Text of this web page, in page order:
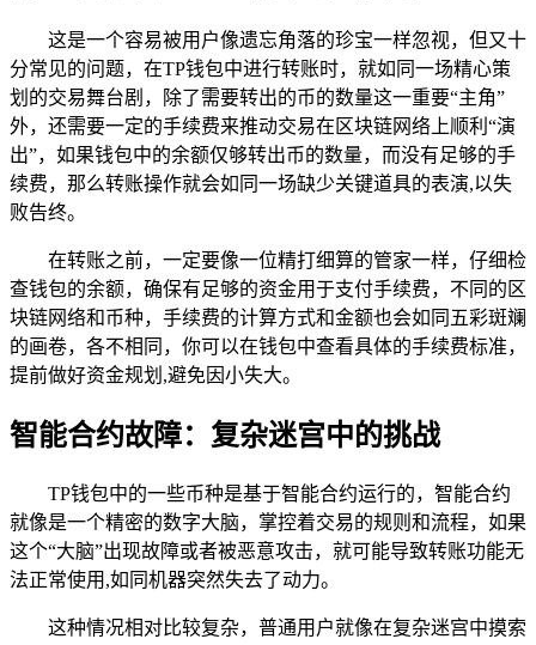
这是一个容易被用户像遗忘角落的珍宝一样忽视，但又十
分常见的问题，在TP钱包中进行转账时，就如同一场精心策
划的交易舞台剧，除了需要转出的币的数量这一重要“主角”
外，还需要一定的手续费来推动交易在区块链网络上顺利“演
出”，如果钱包中的余额仅够转出币的数量，而没有足够的手
续费，那么转账操作就会如同一场缺少关键道具的表演,以失
败告终。
在转账之前，一定要像一位精打细算的管家一样，仔细检
查钱包的余额，确保有足够的资金用于支付手续费，不同的区
块链网络和币种，手续费的计算方式和金额也会如同五彩斑斓
的画卷，各不相同，你可以在钱包中查看具体的手续费标准，
提前做好资金规划,避免因小失大。
智能合约故障：复杂迷宫中的挑战
TP钱包中的一些币种是基于智能合约运行的，智能合约
就像是一个精密的数字大脑，掌控着交易的规则和流程，如果
这个“大脑”出现故障或者被恶意攻击，就可能导致转账功能无
法正常使用,如同机器突然失去了动力。
这种情况相对比较复杂，普通用户就像在复杂迷宫中摸索